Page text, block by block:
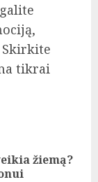
tikrai
žiemą?